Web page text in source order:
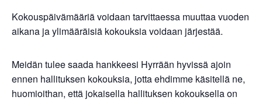
Kokouspäivämääriä voidaan tarvittaessa muuttaa vuoden
aikana ja ylimääräisiä kokouksia voidaan järjestää.
Meidän tulee saada hankkeesi Hyrrään hyvissä ajoin
ennen hallituksen kokouksia, jotta ehdimme käsitellä ne,
huomioithan, että jokaisella hallituksen kokouksella on